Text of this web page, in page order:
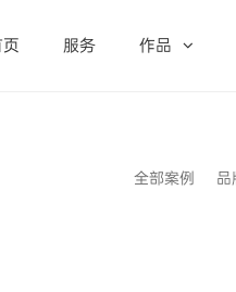
服务 作品
全部案例 品